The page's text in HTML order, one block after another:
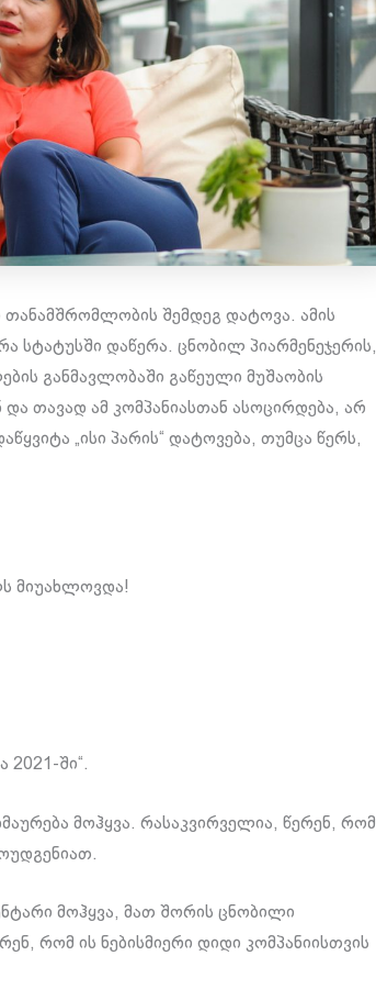
თანამშრომლობის შემდეგ დატოვა. ამის
სტატუსში დაწერა. ცნობილ პიარმენეჯერის,
განმავლობაში გაწეული მუშაობის
თავად ამ კომპანიასთან ასოცირდება, არ
„ისი პარის“ დატოვება, თუმცა წერს,
მიუახლოვდა!
2021-ში“.
მოჰყვა. რასაკვირველია, წერენ, რომ
მოჰყვა, მათ შორის ცნობილი
რომ ის ნებისმიერი დიდი კომპანიისთვის